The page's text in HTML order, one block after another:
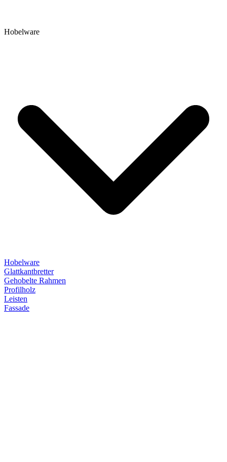
Hobelware
Hobelware
Glattkantbretter
Gehobelte Rahmen
Profilholz
Leisten
Fassade